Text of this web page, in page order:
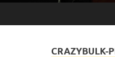
CRAZYBULK-